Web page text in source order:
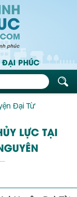
ĐẠI PHÚC
Đại Từ
LỰC TẠI